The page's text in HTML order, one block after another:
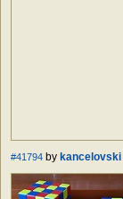
#41794 by kancelovski